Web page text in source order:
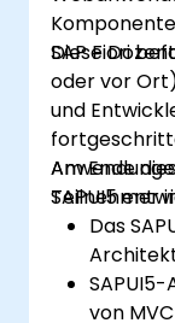
SAP Fiori
Diese
oder vor
und
SAPUI5
Am Ende
Teilnehmer
Das
von